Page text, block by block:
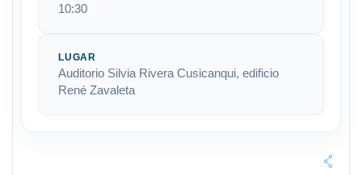
10:30
LUGAR
Auditorio Silvia Rivera Cusicanqui, edificio
René Zavaleta